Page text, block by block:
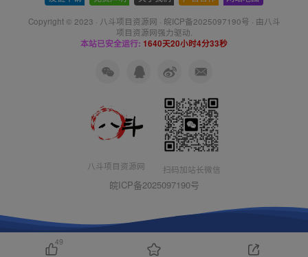
Copyright © 2023 · 八斗项目资源网 · 皖ICP备2025097190号 · 由八斗
项目资源网强力驱动.
本站已安全运行: 1640天20小时4分34秒
八斗项目资源网 扫码加站长微信
皖ICP备2025097190号
49